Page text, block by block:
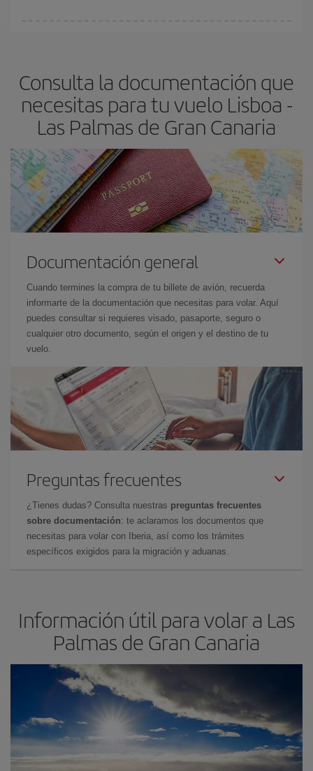
avión más baratos te saldrán. Además, si buscas los vuelos con
las fechas y los horarios del viaje un poco abiertos, podráselegir
el precio más barato.
Consulta la documentación que
necesitas para tu vuelo Lisboa -
Las Palmas de Gran Canaria
Documentación general
Cuando termines la compra de tu billete de avión, recuerda
informarte de la documentación que necesitas para volar. Aquí
puedes consultar si requieres visado, pasaporte, seguro o
cualquier otro documento, según el origen y el destino de tu
vuelo.
Preguntas frecuentes
¿Tienes dudas? Consulta nuestras preguntas frecuentes
sobre documentación: te aclaramos los documentos que
necesitas para volar con Iberia, así como los trámites
específicos exigidos para la migración y aduanas.
Información útil para volar a Las
Palmas de Gran Canaria